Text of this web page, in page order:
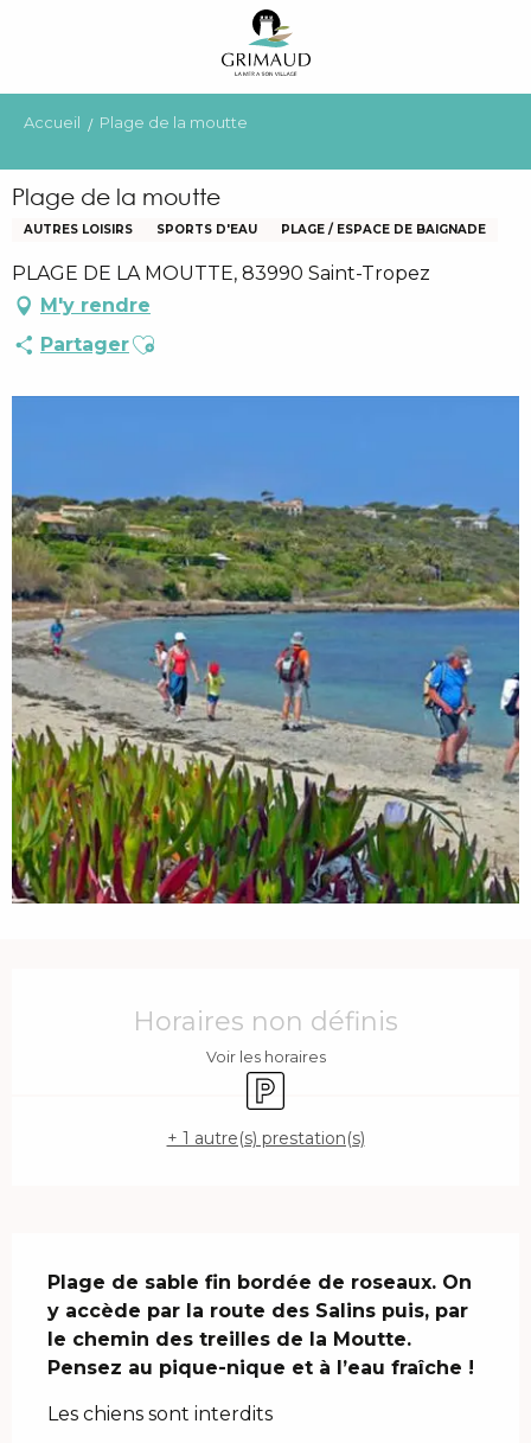
principal
Accueil Plage de la moutte
Plage de la moutte
AUTRES LOISIRS SPORTS D'EAU PLAGE / ESPACE DE BAIGNADE
PLAGE DE LA MOUTTE, 83990 Saint-Tropez
M'y rendre
PartagerAjouter aux favoris
Horaires non définis
Voir les horaires
Parking
+ 1 autre(s) prestation(s)
Plage de sable fin bordée de roseaux. On
y accède par la route des Salins puis, par
le chemin des treilles de la Moutte.
Pensez au pique-nique et à l’eau fraîche !
Les chiens sont interdits